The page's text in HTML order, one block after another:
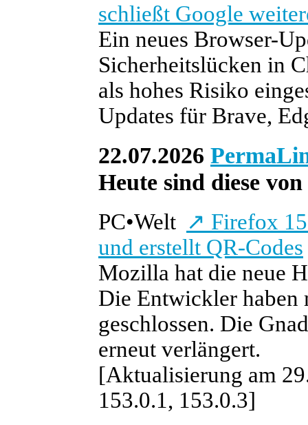
schließt Google
Ein neues Browser-
Sicherheitslücken in
als hohes Risiko
Updates für Brave,
22.07.2026
Heute sind diese
PC•Welt ↗ Firefox
und erstellt QR-Codes
Mozilla hat die neue
Die Entwickler haben
geschlossen. Die
erneut verlängert.
[Aktualisierung am
153.0.1, 153.0.3]